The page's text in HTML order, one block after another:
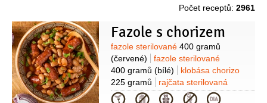
Počet receptů: 2961
Fazole s chorizem
Suroviny
fazole sterilované 400 gramů
(červené)
fazole sterilované
400 gramů (bílé)
klobása chorizo
225 gramů
rajčata sterilovaná
400 gramů
cibule 1 kus
česnek